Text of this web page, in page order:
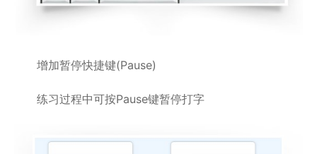
增加暂停快捷键(Pause)
练习过程中可按Pause键暂停打字